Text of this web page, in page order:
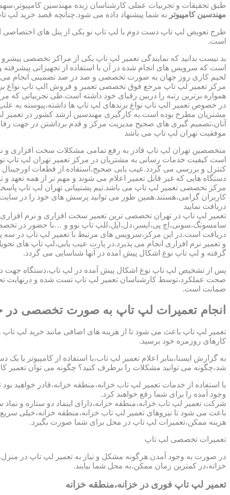
طبق تحقیقات و تجربیات عملی کارشناسان زبده مهندسین
مهندسین کامپیوتر به شما پیشنهاد داده می شود.چنانچه قصد خرید لپ
طرح تعویض لپ تاپ دست دوم با لپ تاپ نو یکی از پنل های اختصاصی
است.
بد نیست بدانید که نمایندگی تعمیر لپ تاپ یکی از مراکز تخصصی
است که سرویس های انجام شده در آن با استفاده از تجهیزاتی پیشرفته
لحیم کاری روز جهان به صورت تخصصی و صد در صد تضمینی انجام می
مرکز تعمیر لپ تاپ مرجع فوق تخصصی تعمیر و فروش الپ تاپ نواع
همواره برترین رتبه را دربین رقبای خود داشته است.طی تجربیاتی
در خصوص تعمیر الپ تاپ نواع برندهای لپ تاپ ها داشته،پیوسته به
مشتریان مطرح بوده است.به کارگیری مهندسین ارشد کشور در تعمیر
آنان،تصمیم گیری های صحیح مدیریت مرکز و قدم برداشتن در جهت
موفقیت تهران لپ تاپ می باشد
متخصصین تهران لپ تاپ قادر به رفع تمامی مشکلات سخت افزاری و
است کیفیت خدمات رسانی به مشتریان در مرکز تعمیر تهران لپ تاپ
کنترل و بررسی می گردد.عیب یابی صحیح،استفاده از قطعات اورجینال
دستگاه هایی که غیر قابل تعمیر اعلام می شوند و مهم تر از همه تعهد
مرکز تخصصی تعمیر لپ تاپ می باشد.تیم پشتیبانی تهران لپ تاپ
کاربران گرامی،هستند.همین طور می توانید پرسش های خود را در
دریافت نمایید
تعمیر لپ تاپ در تهران تخصصی ترین تعمیر سخت افزاری و نرم افزاری
سامسونگ،سونی،اچ پی،ایسر،دل،اپل،للپ تاپ نوو و …با حضور در
دریافت است.در این مرکز،سرویس های مرتبط با تعمیر لپ تاپ در
و تعمیر نرم افزاری انجام می پذیرد.در پارت عیب یابی،لپ تاپ های
گرفته و لپ تاپ نوع اشکال پیش امده در آنها شناسایی می گردد.
پس از تشخیص لپ تاپ نوع اشکال پیش آمده در لپ تاپ،دستگاه جهت
صحت عملکرد،توسط کارشناسان تعمیر لپ تاپ تست شده و درنهایت
ضمانت است.
انجام تعمیرات لپ تاپ به صورت تخصصی در
تعمیر لپ تاپ باعث می شود تا از هزینه های اضافی مانند خرید لپ تاپ
کارهای روزمره خود برسید.
به گزارش ایسنا،بنابر اعلام تعمیر لپ تاب،با استفاده از کامپیوتر
شد،چگونه می توانید مشکلات را برطرف کنید؟ چگونه می توان تعمیر
با استفاده از خدمات تعمیر لپ تاب خزانه،منطقه خزانه،قادر خواهید
وجود آمده را برای شما رفع خواهند کرد.
باعث می شود تا نیروهای تعمیر لپ تاب خزانه،منطقه خزانه،خیلی
هزینه ممکن،تعمیرات لپ تاپ در محل برای شما صورت بگیرد.
تعمیرات تخصصی لپ تاپ
در صورت به وجود آمدن هرگونه مشکل و نیاز به تعمیر لپ تاپ در
خزانه،در کمترین زمان ممکن،به محل شما بیایند.
تعمیر لپ تاپ فوری در خزانه،منطقه خزانه